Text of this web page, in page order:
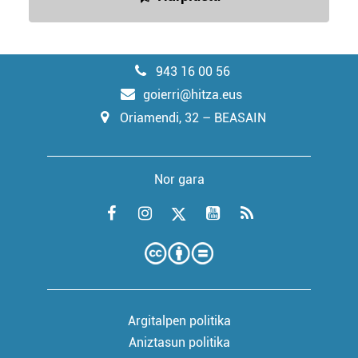
943 16 00 56
goierri@hitza.eus
Oriamendi, 32 – BEASAIN
Nor gara
Argitalpen politika
Aniztasun politika